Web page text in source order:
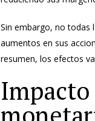
Sin embargo, no todas
aumentos en sus
resumen, los efectos